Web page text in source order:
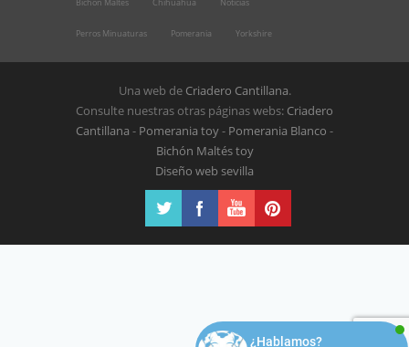
Bichón Maltés Chihuahua Noticias
Perros Minuaturas Pomerania Yorkshire
Una web de Criadero Cantillana.
Consulte nuestras otras páginas webs: Criadero
Cantillana - Pomerania toy- Pomerania Blanco -
Bichón Maltés toy
Diseño web sevilla
¿Hablamos?